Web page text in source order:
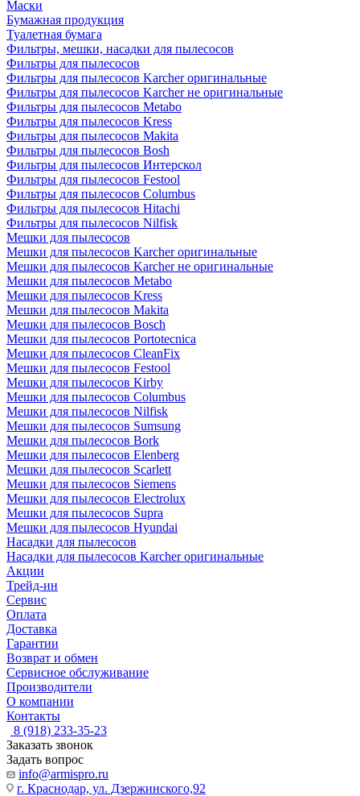
Маски
Бумажная продукция
Туалетная бумага
Фильтры, мешки, насадки для пылесосов
Фильтры для пылесосов
Фильтры для пылесосов Karcher оригинальные
Фильтры для пылесосов Karcher не оригинальные
Фильтры для пылесосов Metabo
Фильтры для пылесосов Kress
Фильтры для пылесосов Makita
Фильтры для пылесосов Bosh
Фильтры для пылесосов Интерскол
Фильтры для пылесосов Festool
Фильтры для пылесосов Columbus
Фильтры для пылесосов Hitachi
Фильтры для пылесосов Nilfisk
Мешки для пылесосов
Мешки для пылесосов Karcher оригинальные
Мешки для пылесосов Karcher не оригинальные
Мешки для пылесосов Metabo
Мешки для пылесосов Kress
Мешки для пылесосов Makita
Мешки для пылесосов Bosch
Мешки для пылесосов Portotecnica
Мешки для пылесосов CleanFix
Мешки для пылесосов Festool
Мешки для пылесосов Kirby
Мешки для пылесосов Columbus
Мешки для пылесосов Nilfisk
Мешки для пылесосов Sumsung
Мешки для пылесосов Bork
Мешки для пылесосов Elenberg
Мешки для пылесосов Scarlett
Мешки для пылесосов Siemens
Мешки для пылесосов Electrolux
Мешки для пылесосов Supra
Мешки для пылесосов Hyundai
Насадки для пылесосов
Насадки для пылесосов Karcher оригинальные
Акции
Трейд-ин
Сервис
Оплата
Доставка
Гарантии
Возврат и обмен
Сервисное обслуживание
Производители
О компании
Контакты
8 (918) 233-35-23
Заказать звонок
Задать вопрос
info@armispro.ru
г. Краснодар, ул. Дзержинского,92